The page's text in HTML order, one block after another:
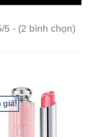
5 - (2 bình chọn)
giá!